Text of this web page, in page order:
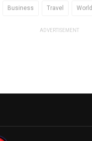
Business Travel World
ADVERTISEMENT